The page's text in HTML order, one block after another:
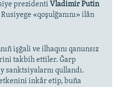
prezidenti Vladimir Putin
«qoşulğanını» ilân
işğali ve ilhaqını qanunsız
takbih ettiler. Ğarp
sanktsiyalarnı qullandı.
etkenini inkâr etip, buña